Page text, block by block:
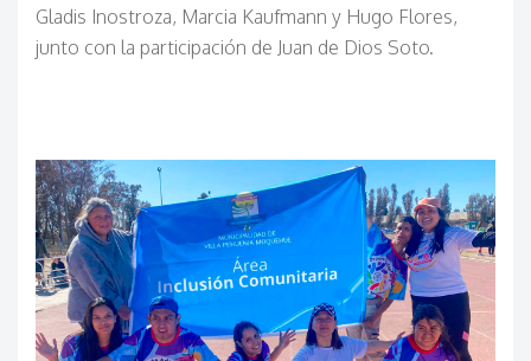
Gladis Inostroza, Marcia Kaufmann y Hugo Flores,
junto con la participación de Juan de Dios Soto.